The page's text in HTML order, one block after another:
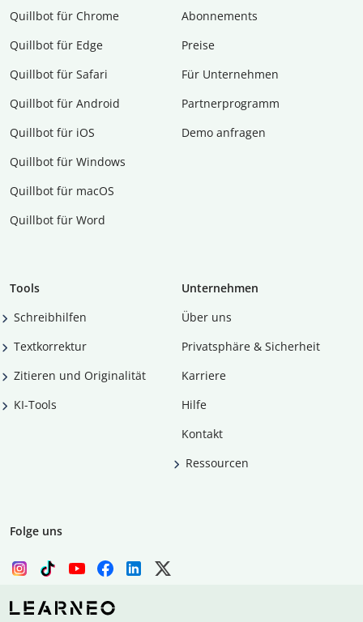
Quillbot für Chrome
Quillbot für Edge
Quillbot für Safari
Quillbot für Android
Quillbot für iOS
Quillbot für Windows
Quillbot für macOS
Quillbot für Word
Abon­ne­ments
Preise
Für Unternehmen
Partnerprogramm
Demo anfragen
Tools
Schreibhilfen
Textkorrektur
Zitieren und Originalität
KI-Tools
Unternehmen
Über uns
Privatsphäre & Sicherheit
Karriere
Hilfe
Kontakt
Ressourcen
Folge uns